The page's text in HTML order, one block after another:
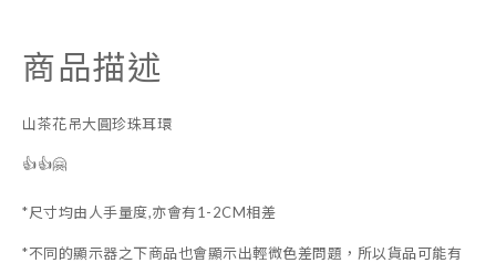
商品描述
山茶花吊大圓珍珠耳環
👍👍🤗
*尺寸均由人手量度,亦會有1-2CM相差
*不同的顯示器之下商品也會顯示出輕微色差問題，所以貨品可能有